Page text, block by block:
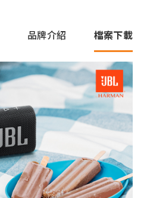
品牌介紹 檔案下載